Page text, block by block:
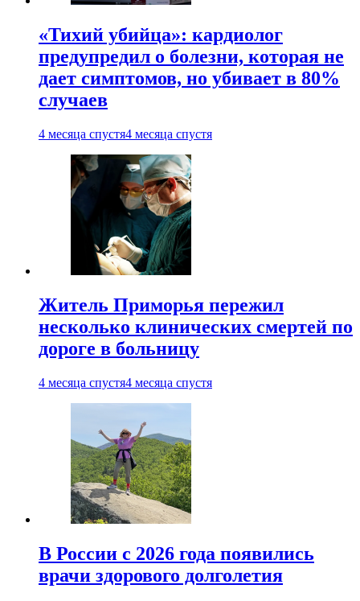
«Тихий убийца»: кардиолог
предупредил о болезни, которая не
дает симптомов, но убивает в 80%
случаев
4 месяца спустя4 месяца спустя
Житель Приморья пережил
несколько клинических смертей по
дороге в больницу
4 месяца спустя4 месяца спустя
В России с 2026 года появились
врачи здорового долголетия